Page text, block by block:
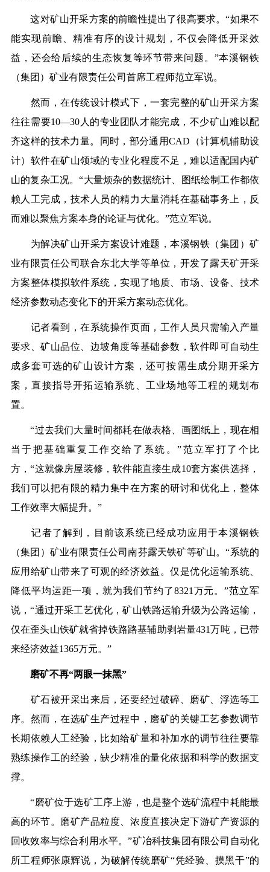
这对矿山开采方案的前瞻性提出了很高要求。“如果不
能实现前瞻、精准有序的设计规划，不仅会降低开采效
益，还会给后续的生态恢复等环节带来问题。”本溪钢铁
（集团）矿业有限责任公司首席工程师范立军说。
然而，在传统设计模式下，一套完整的矿山开采方案
往往需要10—30人的专业团队才能完成，不少矿山难以配
齐这样的技术力量。同时，部分通用CAD（计算机辅助设
计）软件在矿山领域的专业化程度不足，难以适配国内矿
山的复杂工况。“大量烦杂的数据统计、图纸绘制工作都依
赖人工完成，技术人员的精力大量消耗在基础事务上，反
而难以聚焦方案本身的论证与优化。”范立军说。
为解决矿山开采方案设计难题，本溪钢铁（集团）矿
业有限责任公司联合东北大学等单位，开发了露天矿开采
方案整体模拟软件系统，实现了地质、市场、设备、技术
经济参数动态变化下的开采方案动态优化。
记者看到，在系统操作页面，工作人员只需输入产量
要求、矿山品位、边坡角度等基础参数，软件即可自动生
成多套可选的矿山设计方案，还可按需生成分期开采方
案，直接指导开拓运输系统、工业场地等工程的规划布
置。
“过去我们大量时间都耗在做表格、画图纸上，现在相
当于把基础重复工作交给了系统。”范立军打了个比
方，“这就像房屋装修，软件能直接生成10套方案供选择，
我们可以把有限的精力集中在方案的研讨和优化上，整体
工作效率大幅提升。”
记者了解到，目前该系统已经成功应用于本溪钢铁
（集团）矿业有限责任公司南芬露天铁矿等矿山。“系统的
应用给矿山带来了可观的经济效益。仅是优化运输系统、
降低平均运距一项，就为我们节约了8321万元。”范立军
说，“通过开采工艺优化，矿山铁路运输升级为公路运输，
仅在歪头山铁矿就省掉铁路路基辅助剥岩量431万吨，已带
来经济效益1365万元。”
磨矿不再“两眼一抹黑”
矿石被开采出来后，还要经过破碎、磨矿、浮选等工
序。然而，在选矿生产过程中，磨矿的关键工艺参数调节
长期依赖人工经验，比如给矿量和补加水的调节往往要靠
熟练操作工的经验，缺少精准的量化依据和科学的数据支
撑。
“磨矿位于选矿工序上游，也是整个选矿流程中耗能最
高的环节。磨矿产品粒度、浓度直接决定下游矿产资源的
回收效率与综合利用水平。”矿冶科技集团有限公司自动化
所工程师张康辉说，为破解传统磨矿“凭经验、摸黑干”的